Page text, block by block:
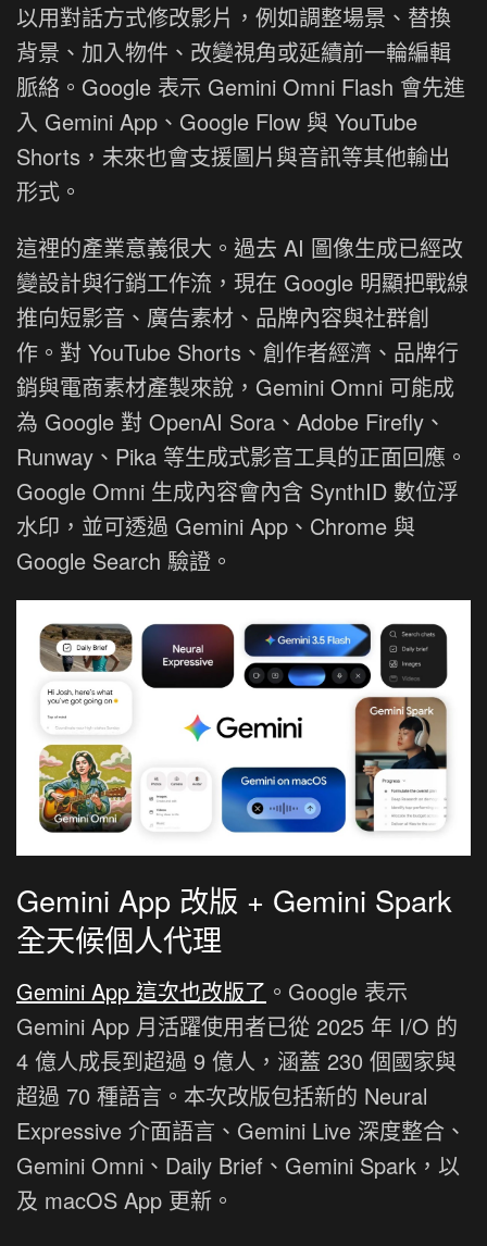
以用對話方式修改影片，例如調整場景、替換
背景、加入物件、改變視角或延續前一輪編輯
脈絡。Google 表示 Gemini Omni Flash 會先進
入 Gemini App、Google Flow 與 YouTube
Shorts，未來也會支援圖片與音訊等其他輸出
形式。
這裡的產業意義很大。過去 AI 圖像生成已經改
變設計與行銷工作流，現在 Google 明顯把戰線
推向短影音、廣告素材、品牌內容與社群創
作。對 YouTube Shorts、創作者經濟、品牌行
銷與電商素材產製來說，Gemini Omni 可能成
為 Google 對 OpenAI Sora、Adobe Firefly、
Runway、Pika 等生成式影音工具的正面回應。
Google Omni 生成內容會內含 SynthID 數位浮
水印，並可透過 Gemini App、Chrome 與
Google Search 驗證。
Gemini App 改版 + Gemini Spark
全天候個人代理
Gemini App 這次也改版了 。Google 表示
Gemini App 月活躍使用者已從 2025 年 I/O 的
4 億人成長到超過 9 億人，涵蓋 230 個國家與
超過 70 種語言。本次改版包括新的 Neural
Expressive 介面語言、Gemini Live 深度整合、
Gemini Omni、Daily Brief、Gemini Spark，以
及 macOS App 更新。